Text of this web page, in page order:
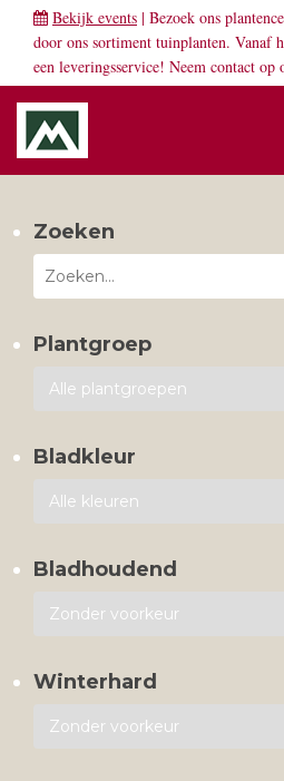
Bekijk events | Bezoek ons
door ons sortiment tuinplanten. Vanaf
een leveringsservice! Neem contact op
Zoeken
Plantgroep
Bladkleur
Bladhoudend
Winterhard